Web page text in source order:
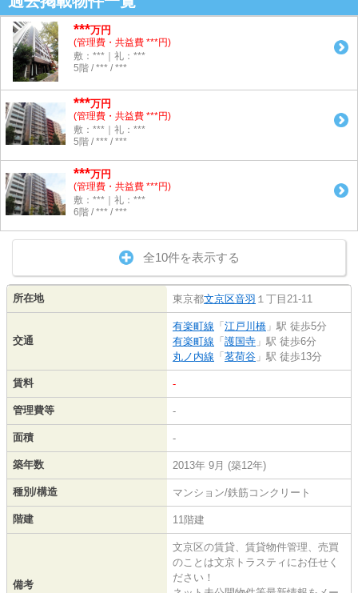
***万円
(管理費・共益費 ***円)
敷：***｜礼：***
5階 / *** / ***
***万円
(管理費・共益費 ***円)
敷：***｜礼：***
5階 / *** / ***
***万円
(管理費・共益費 ***円)
敷：***｜礼：***
6階 / *** / ***
全10件を表示する
所在地 東京都文京区音羽 １丁目21-11
交通
有楽町線 「 江戸川橋 」駅 徒歩5分
有楽町線 「 護国寺 」駅 徒歩6分
丸ノ内線 「 茗荷谷 」駅 徒歩13分
賃料 -
管理費等 -
面積 -
築年数 2013年 9月 (築12年)
種別/構造 マンション/鉄筋コンクリート
階建 11階建
備考
文京区の賃貸、賃貸物件管理、売買
のことは文京トラスティにお任せく
ださい！